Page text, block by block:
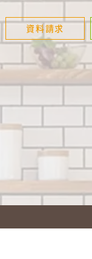
資料請求